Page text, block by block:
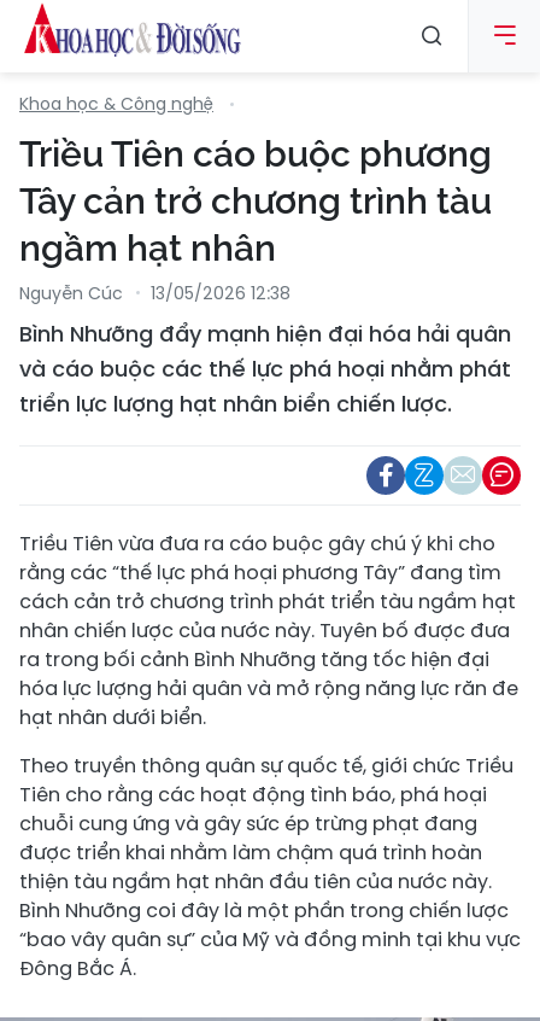
Khoa học & Công nghệ
Triều Tiên cáo buộc phương
Tây cản trở chương trình tàu
ngầm hạt nhân
Nguyễn Cúc 13/05/2026 12:38
Bình Nhưỡng đẩy mạnh hiện đại hóa hải quân
và cáo buộc các thế lực phá hoại nhằm phát
triển lực lượng hạt nhân biển chiến lược.
Triều Tiên vừa đưa ra cáo buộc gây chú ý khi cho
rằng các “thế lực phá hoại phương Tây” đang tìm
cách cản trở chương trình phát triển tàu ngầm hạt
nhân chiến lược của nước này. Tuyên bố được đưa
ra trong bối cảnh Bình Nhưỡng tăng tốc hiện đại
hóa lực lượng hải quân và mở rộng năng lực răn đe
hạt nhân dưới biển.
Theo truyền thông quân sự quốc tế, giới chức Triều
Tiên cho rằng các hoạt động tình báo, phá hoại
chuỗi cung ứng và gây sức ép trừng phạt đang
được triển khai nhằm làm chậm quá trình hoàn
thiện tàu ngầm hạt nhân đầu tiên của nước này.
Bình Nhưỡng coi đây là một phần trong chiến lược
“bao vây quân sự” của Mỹ và đồng minh tại khu vực
Đông Bắc Á.